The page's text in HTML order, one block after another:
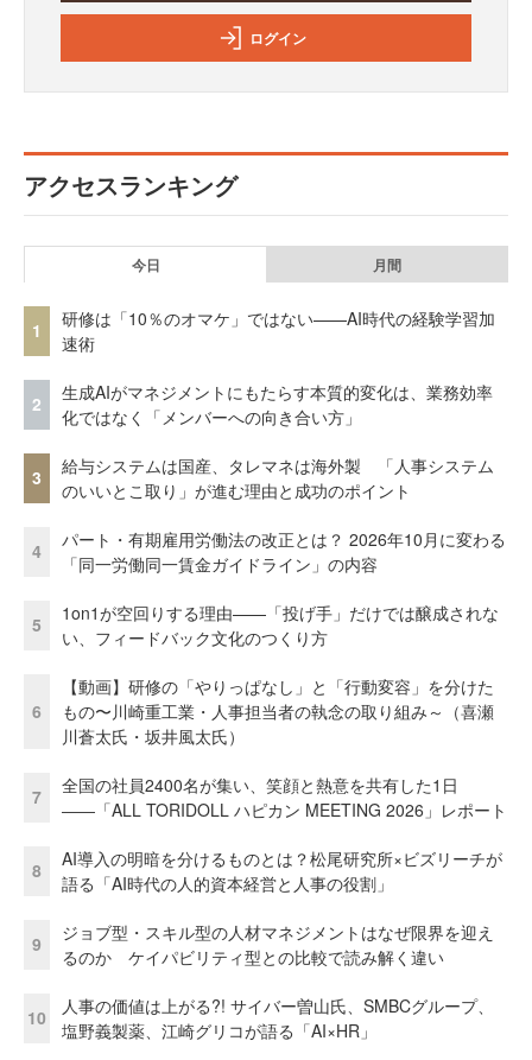
ログイン
アクセスランキング
今日 月間
1
研修は「10％のオマケ」ではない——AI時代の経験学習加
速術
2
生成AIがマネジメントにもたらす本質的変化は、業務効率
化ではなく「メンバーへの向き合い方」
3
給与システムは国産、タレマネは海外製 「人事システム
のいいとこ取り」が進む理由と成功のポイント
4
パート・有期雇用労働法の改正とは？ 2026年10月に変わる
「同一労働同一賃金ガイドライン」の内容
5
1on1が空回りする理由——「投げ手」だけでは醸成されな
い、フィードバック文化のつくり方
6
【動画】研修の「やりっぱなし」と「行動変容」を分けた
もの〜川崎重工業・人事担当者の執念の取り組み～（喜瀬
川蒼太氏・坂井風太氏）
7
全国の社員2400名が集い、笑顔と熱意を共有した1日
――「ALL TORIDOLL ハピカン MEETING 2026」レポート
8
AI導入の明暗を分けるものとは？松尾研究所×ビズリーチが
語る「AI時代の人的資本経営と人事の役割」
9
ジョブ型・スキル型の人材マネジメントはなぜ限界を迎え
るのか ケイパビリティ型との比較で読み解く違い
10
人事の価値は上がる?! サイバー曽山氏、SMBCグループ、
塩野義製薬、江崎グリコが語る「AI×HR」